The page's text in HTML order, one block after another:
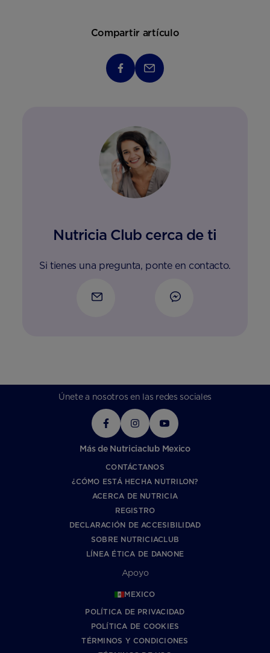
Compartir artículo
Nutricia Club cerca de ti
Si tienes una pregunta, ponte en contacto.
Únete a nosotros en las redes sociales
Más de Nutriciaclub Mexico
CONTÁCTANOS
¿CÓMO ESTÁ HECHA NUTRILON?
ACERCA DE NUTRICIA
REGISTRO
DECLARACIÓN DE ACCESIBILIDAD
SOBRE NUTRICIACLUB
LÍNEA ÉTICA DE DANONE
Apoyo
MEXICO
POLÍTICA DE PRIVACIDAD
POLÍTICA DE COOKIES
TÉRMINOS Y CONDICIONES